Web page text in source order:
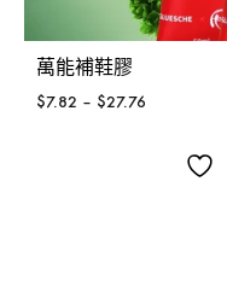
萬能補鞋膠
$7.82 – $27.76